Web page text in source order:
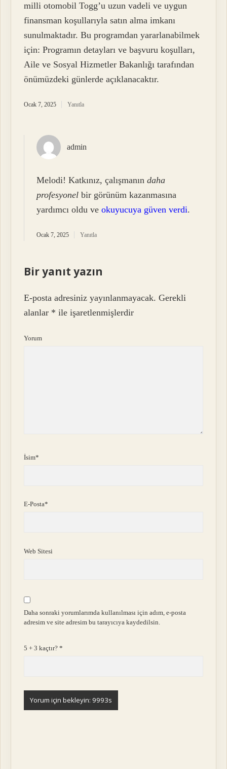
milli otomobil Togg’u uzun vadeli ve uygun
finansman koşullarıyla satın alma imkanı
sunulmaktadır. Bu programdan yararlanabilmek
için: Programın detayları ve başvuru koşulları,
Aile ve Sosyal Hizmetler Bakanlığı tarafından
önümüzdeki günlerde açıklanacaktır.
Ocak 7, 2025 Yanıtla
admin
Melodi! Katkınız, çalışmanındaha
profesyonel bir görünüm kazanmasına
yardımcı oldu veokuyucuya güven verdi.
Ocak 7, 2025 Yanıtla
Bir yanıt yazın
E-posta adresiniz yayınlanmayacak. Gerekli
alanlar * ile işaretlenmişlerdir
Yorum
İsim*
E-Posta*
Web Sitesi
Daha sonraki yorumlarımda kullanılması için adım, e-posta
adresim ve site adresim bu tarayıcıya kaydedilsin.
5 + 3 kaçtır?*